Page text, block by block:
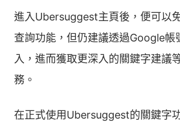
進入Ubersuggest主頁後，便可以
查詢功能，但仍建議透過Google帳
入，進而獲取更深入的關鍵字建議
務。
在正式使用Ubersuggest的關鍵字